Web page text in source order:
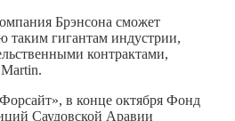
Брэнсона сможет
таким гигантам индустрии,
контрактами,
в конце октября Фонд
Саудовской Аравии